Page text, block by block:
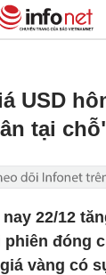
USD
tại
22/12
đóng
vàng có